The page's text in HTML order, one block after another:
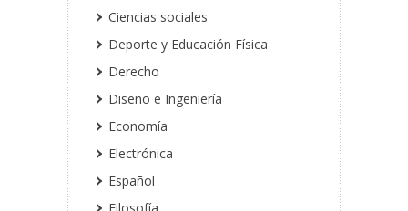
Ciencias sociales
Deporte y Educación Física
Derecho
Diseño e Ingeniería
Economía
Electrónica
Español